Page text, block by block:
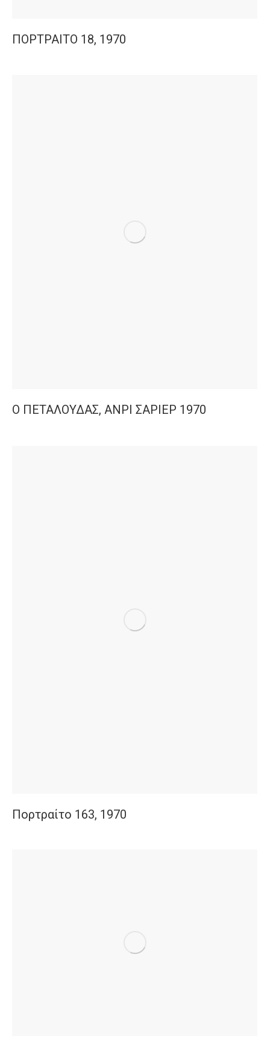
ΠΟΡΤΡΑΙΤΟ 18, 1970
Ο ΠΕΤΑΛΟΥΔΑΣ, ΑΝΡΙ ΣΑΡΙΕΡ 1970
Πορτραίτο 163, 1970